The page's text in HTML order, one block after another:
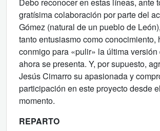
gratísima colaboración por parte del
Gómez (natural de un pueblo de
tanto entusiasmo como conocimiento,
conmigo para «pulir» la última
ahora se presenta. Y, por supuesto,
Jesús Cimarro su apasionada y
participación en este proyecto desde
momento.
REPARTO